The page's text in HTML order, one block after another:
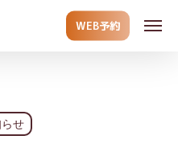
WEB予約
せ